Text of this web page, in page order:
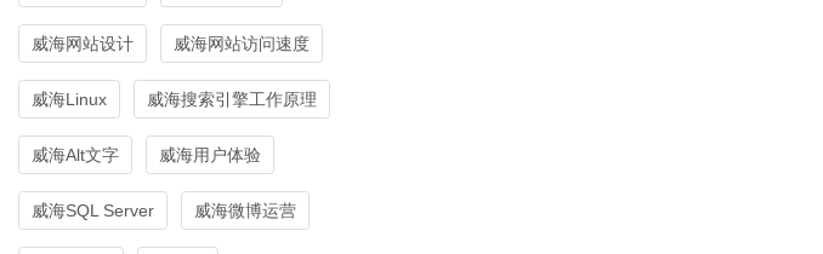
威海网站设计 威海网站访问速度
威海Linux 威海搜索引擎工作原理
威海Alt文字 威海用户体验
威海SQL Server 威海微博运营